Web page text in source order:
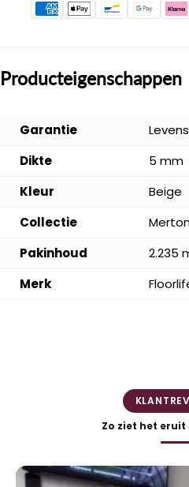
Producteigenschappen
Garantie
Dikte
5 mm
Kleur
Beige
Collectie
Pakinhoud
2.235
Merk
Zo ziet het